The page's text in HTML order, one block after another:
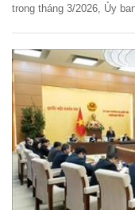
trong tháng 3/2026, Ủy